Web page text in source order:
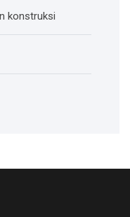
konstruksi